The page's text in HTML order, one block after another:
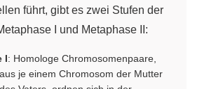
führt, gibt es zwei Stufen der
I und Metaphase II:
I: Homologe Chromosomenpaare,
je einem Chromosom der Mutter